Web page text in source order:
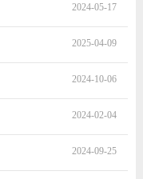
2024-05-17
2025-04-09
2024-10-06
2024-02-04
2024-09-25